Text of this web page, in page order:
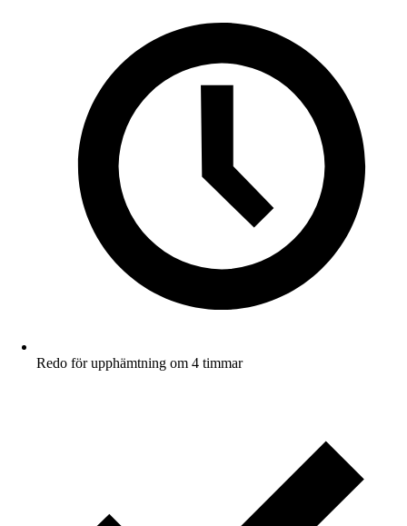
Redo för upphämtning om 4 timmar